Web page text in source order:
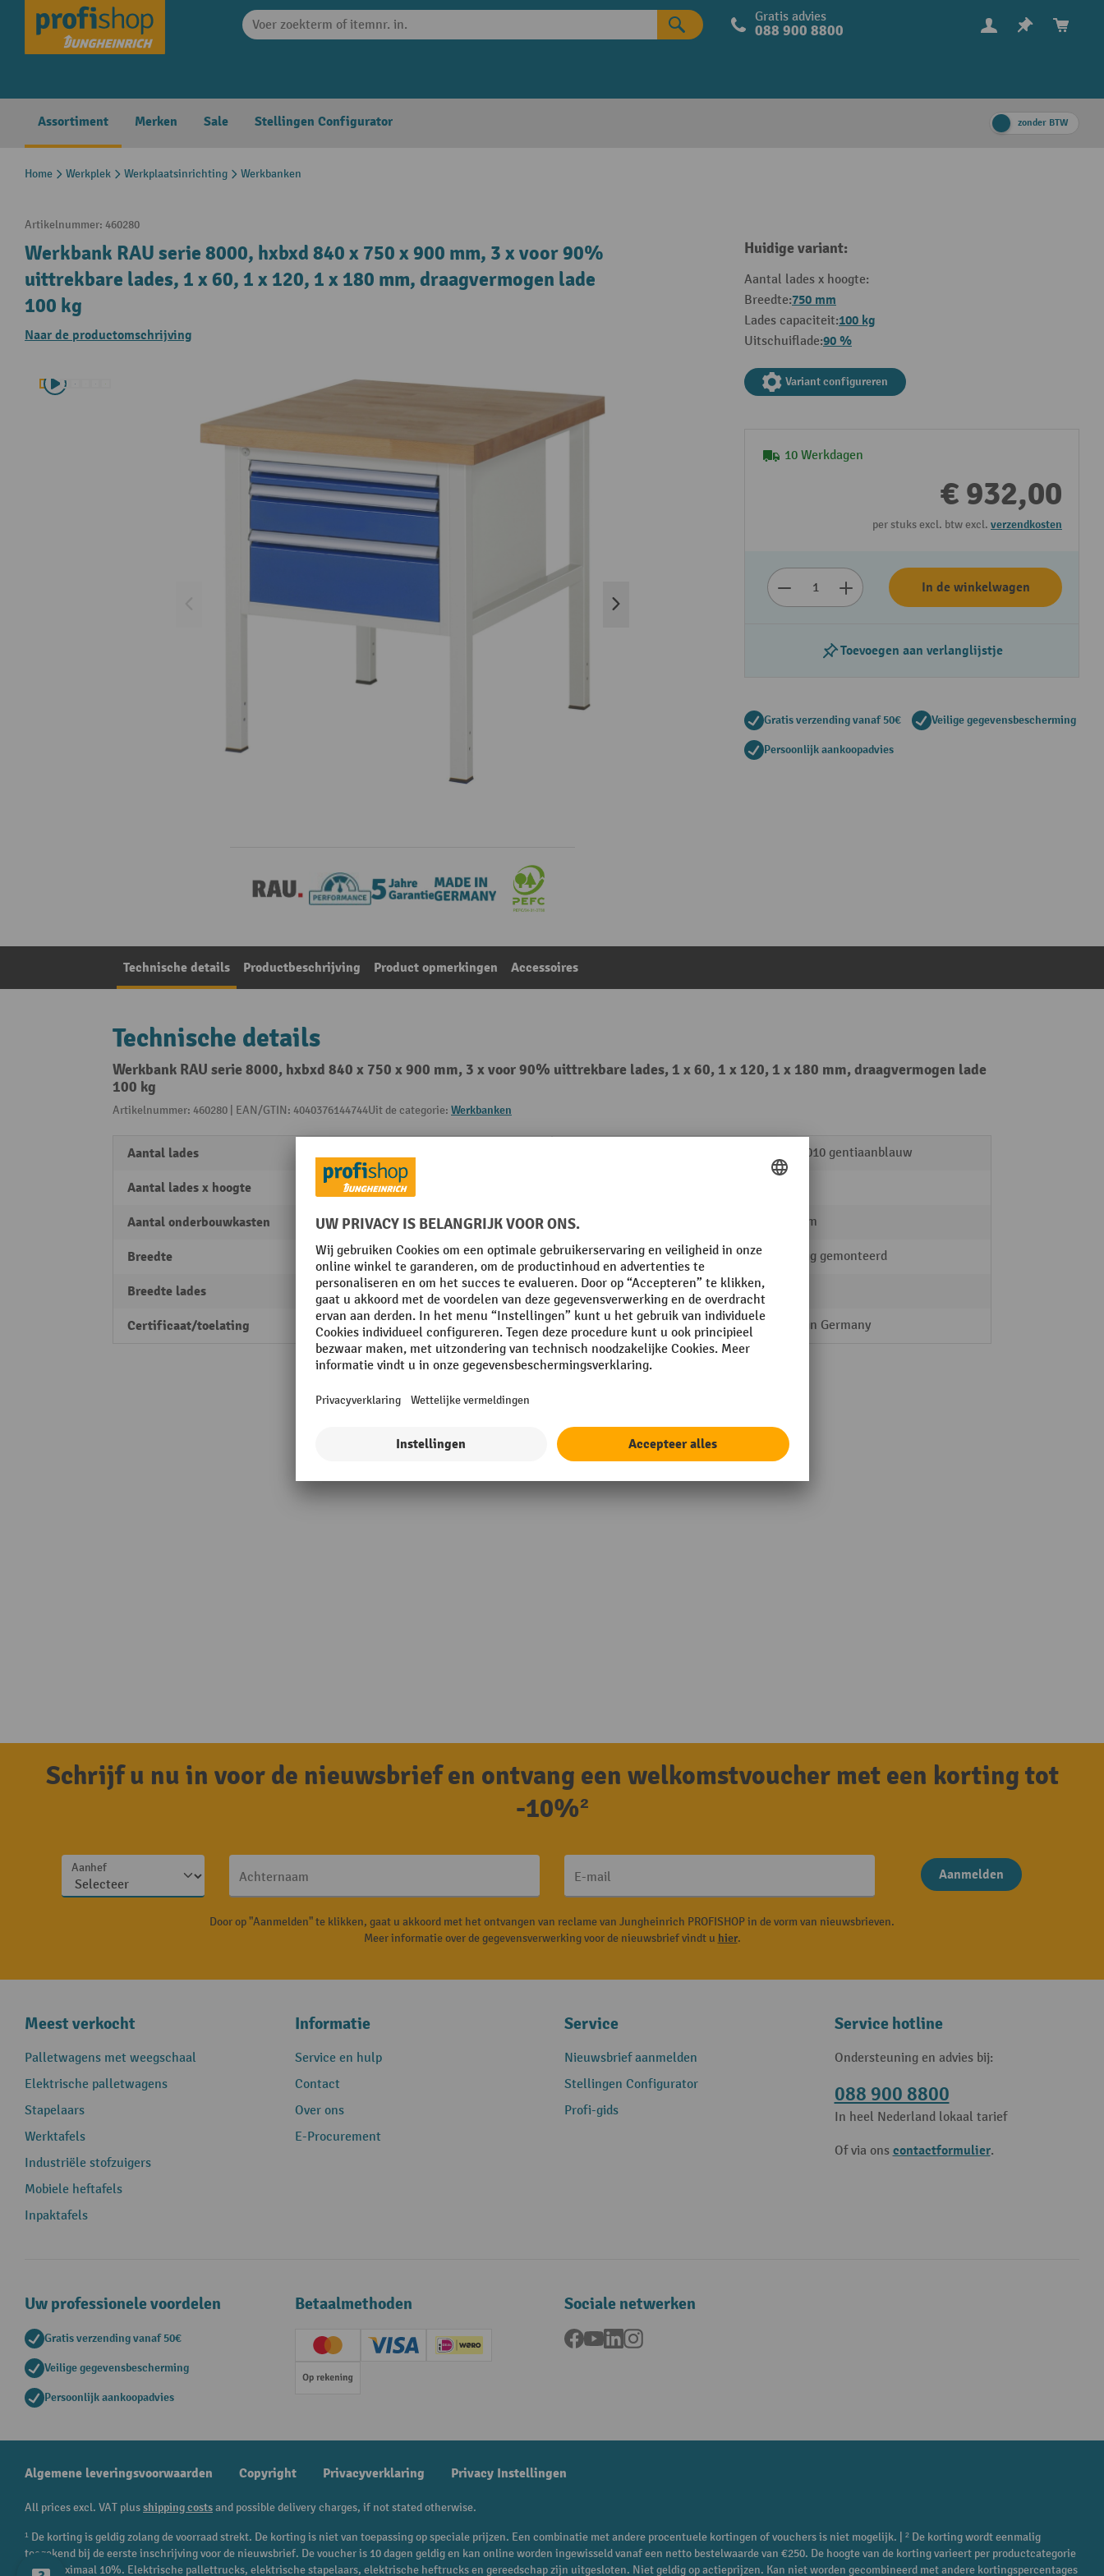
Skip to main navigation Gratis advies
088 900 8800
Assortiment Merken Sale Stellingen Configurator zonder BTW
Home Werkplek Werkplaatsinrichting Werkbanken
Artikelnummer: 460280
Werkbank RAU serie 8000, hxbxd 840 x 750 x 900 mm, 3 x voor 90%
uittrekbare lades, 1 x 60, 1 x 120, 1 x 180 mm, draagvermogen lade
100 kg
Naar de productomschrijving
Video afspelen
Huidige variant:
Aantal lades x hoogte:
Breedte:750 mm
Lades capaciteit:100 kg
Uitschuiflade:90 %
Variant configureren
10 Werkdagen
€ 932,00
per stuks excl. btw excl. verzendkosten
In de winkelwagen
Toevoegen aan verlanglijstje
Gratis verzending vanaf 50€ Veilige gegevensbescherming
Persoonlijk aankoopadvies
Technische details Productbeschrijving Product opmerkingen Accessoires
Technische details
Werkbank RAU serie 8000, hxbxd 840 x 750 x 900 mm, 3 x voor 90% uittrekbare lades, 1 x 60, 1 x 120, 1 x 180 mm, draagvermogen lade
100 kg
Artikelnummer: 460280 | EAN/GTIN: 4040376144744Uit de categorie: Werkbanken
Aantal lades
Aantal lades x hoogte 1 x 60, 1 x 120, 1 x 180 mm
Aantal onderbouwkasten 1
Breedte 750 mm
Breedte lades 490 mm
Certificaat/toelating PEFC
RAL 5010 gentiaanblauw
Lades diepte 560 mm
Levering volledig gemonteerd
Merk
Plaats van vervaardiging Made in Germany
Schrijf u nu in voor de nieuwsbrief en ontvang een welkomstvoucher met een korting tot
-10%²
Aanhef
Achternaam E-mail Aanmelden
Door op "Aanmelden" te klikken, gaat u akkoord met het ontvangen van reclame van Jungheinrich PROFISHOP in de vorm van nieuwsbrieven.
Meer informatie over de gegevensverwerking voor de nieuwsbrief vindt u hier.
Meest verkocht
Palletwagens met weegschaal
Elektrische palletwagens
Stapelaars
Werktafels
Industriële stofzuigers
Mobiele heftafels
Inpaktafels
Informatie
Service en hulp
Contact
Over ons
E-Procurement
Service
Nieuwsbrief aanmelden
Stellingen Configurator
Profi-gids
Service hotline
Ondersteuning en advies bij:
088 900 8800
In heel Nederland lokaal tarief
Of via ons contactformulier.
Uw professionele voordelen
Gratis verzending vanaf 50€
Veilige gegevensbescherming
Persoonlijk aankoopadvies
Betaalmethoden
Creditcard (Master)Creditcard (Visa)iDEAL | Wero
Op rekening
Sociale netwerken
Facebook
YouTubeLinkedInInstagram
Algemene leveringsvoorwaarden Copyright Privacyverklaring Privacy Instellingen
All prices excl. VAT plusshipping costsand possible delivery charges, if not stated otherwise.
¹ De korting is geldig zolang de voorraad strekt. De korting is niet van toepassing op speciale prijzen. Een combinatie met andere procentuele kortingen of vouchers is niet mogelijk. | ² De korting wordt eenmalig
toegekend bij de eerste inschrijving voor de nieuwsbrief. De voucher is 10 dagen geldig en kan online worden ingewisseld vanaf een netto bestelwaarde van €250. De hoogte van de korting varieert per productcategorie
en is maximaal 10%. Elektrische pallettrucks, elektrische stapelaars, elektrische heftrucks en gereedschap zijn uitgesloten. Niet geldig op actieprijzen. Kan niet worden gecombineerd met andere kortingspercentages